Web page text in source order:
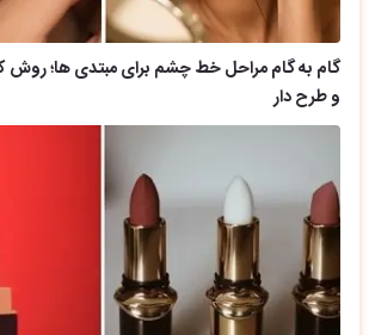
گام به گام مراحل خط چشم برای مبتدی ها؛
و طرح دار